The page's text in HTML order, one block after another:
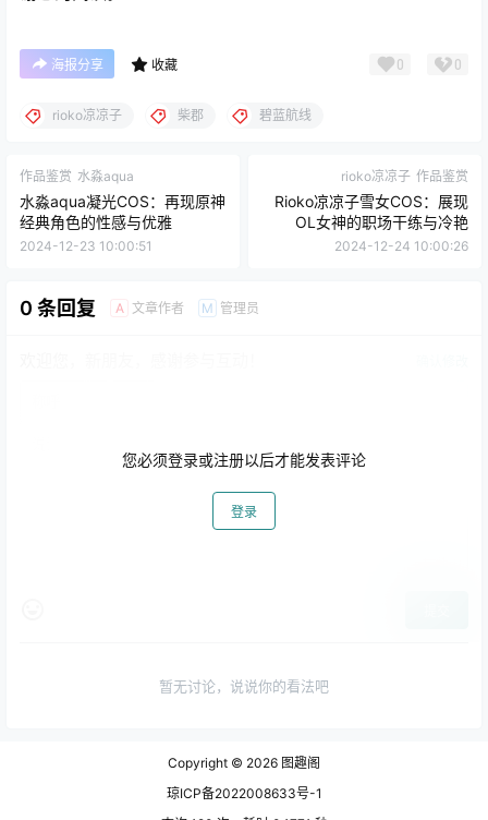
海报分享 收藏 0 0
rioko凉凉子 柴郡 碧蓝航线
作品鉴赏 水淼aqua
水淼aqua凝光COS：再现原神
经典角色的性感与优雅
2024-12-23 10:00:51
rioko凉凉子 作品鉴赏
Rioko凉凉子雪女COS：展现
OL女神的职场干练与冷艳
2024-12-24 10:00:26
0 条回复 A 文章作者 M 管理员
您必须登录或注册以后才能发表评论
登录
暂无讨论，说说你的看法吧
Copyright © 2026 图趣阁
琼ICP备2022008633号-1